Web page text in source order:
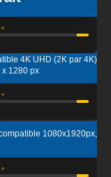
4K UHD (2K par 4K)
1280 px
1080x1920px,
720 x 1280 px